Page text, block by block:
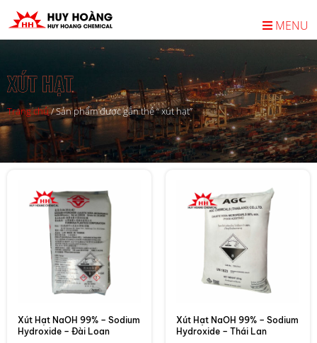
MENU
XÚT HẠT
Trang chủ/Sản phẩm được gắn thẻ “ xút hạt”
Xút Hạt NaOH 99% – Sodium
Hydroxide – Đài Loan
Xút Hạt NaOH 99% – Sodium
Hydroxide – Thái Lan